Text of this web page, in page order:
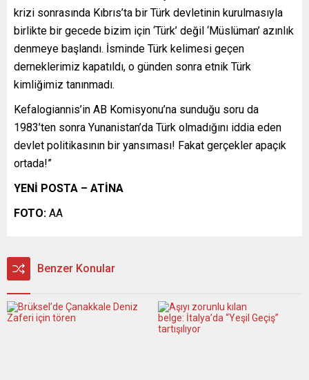
krizi sonrasında Kıbrıs’ta bir Türk devletinin kurulmasıyla
birlikte bir gecede bizim için ‘Türk’ değil ‘Müslüman’ azınlık
denmeye başlandı. İsminde Türk kelimesi geçen
derneklerimiz kapatıldı, o günden sonra etnik Türk
kimliğimiz tanınmadı.
Kefalogiannis’in AB Komisyonu’na sunduğu soru da
1983’ten sonra Yunanistan’da Türk olmadığını iddia eden
devlet politikasının bir yansıması! Fakat gerçekler apaçık
ortada!”
YENİ POSTA – ATİNA
FOTO: AA
Benzer Konular